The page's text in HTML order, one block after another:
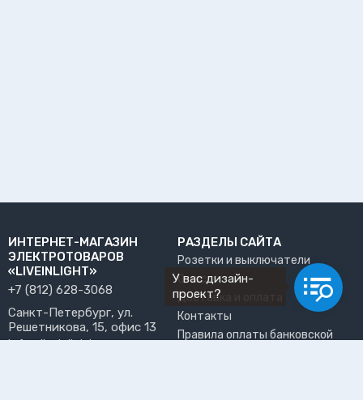
ИНТЕРНЕТ-МАГАЗИН
ЭЛЕКТРОТОВАРОВ
«LIVEINLIGHT»
+7 (812) 628-3068
Санкт-Петербург, ул.
Решетникова, 15, офис 13
info@liveinlight.ru
РАЗДЕЛЫ САЙТА
Розетки и выключатели
О нас
Доставка и оплата
Контакты
Правила оплаты банковской
У вас дизайн-
проект?